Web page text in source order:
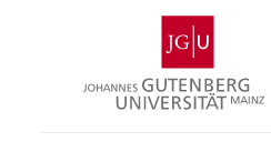
Gutenberg-
Universität
Mainz